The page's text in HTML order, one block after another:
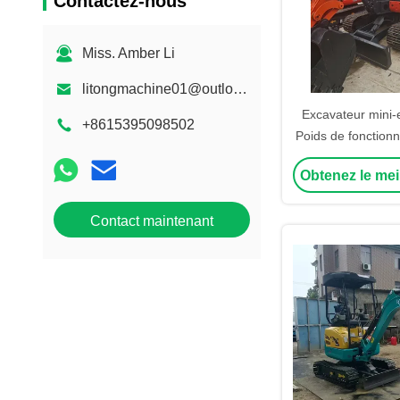
Miss. Amber Li
litongmachine01@outlook.com
+8615395098502
Contact maintenant
Excavateur
Poids de
KX163-5 KX165-
Moteur de chat
Obtenez le